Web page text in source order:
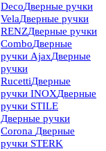
DecoДверные ручки
VelaДверные ручки
RENZДверные ручки
ComboДверные
ручки AjaxДверные
ручки
RucettiДверные
ручки INOXДверные
ручки STILE
Дверные ручки
Corona Дверные
ручки STERK